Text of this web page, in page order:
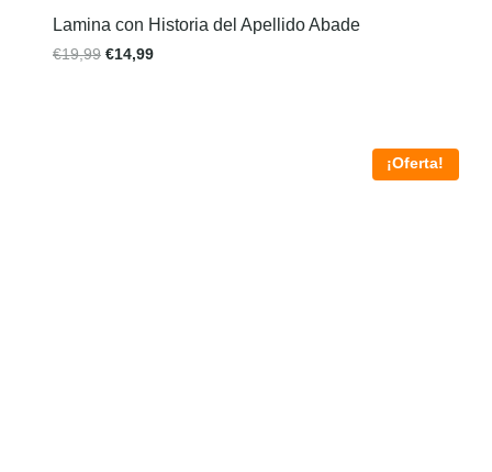
Lamina con Historia del Apellido Abade
€19,99 €14,99
¡Oferta!